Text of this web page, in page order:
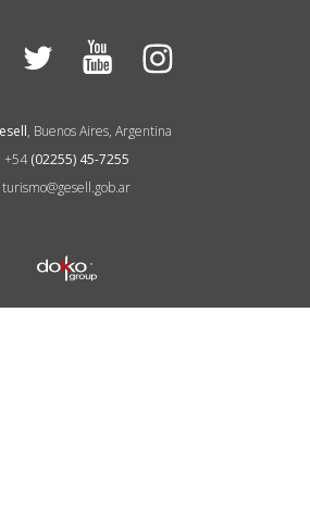
Facebook Twitter YouTube
, Buenos Aires, Argentina
+54(02255) 45-7255
turismo@gesell.gob.ar